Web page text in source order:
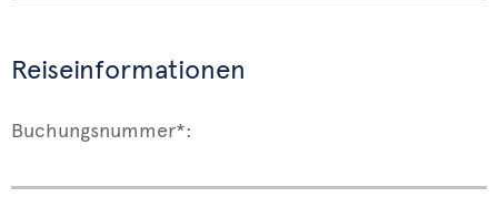
Reiseinformationen
Buchungsnummer*: